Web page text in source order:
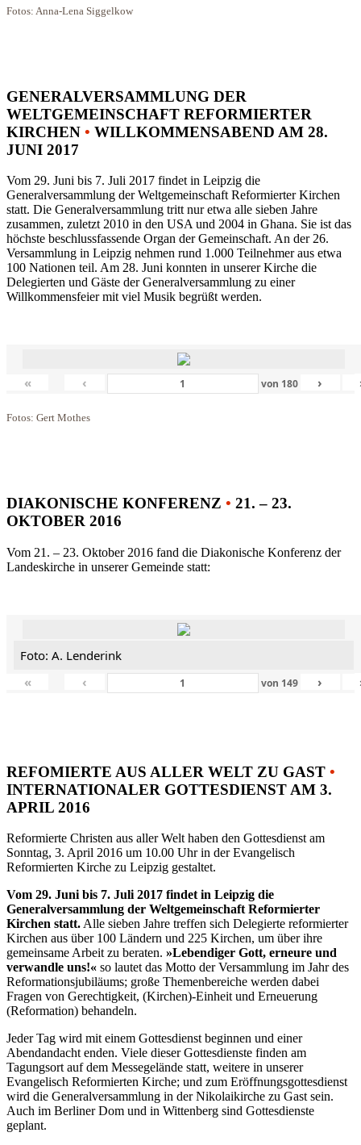
Fotos: Anna-Lena Siggelkow
GENERALVERSAMMLUNG DER
WELTGEMEINSCHAFT REFORMIERTER
KIRCHEN • WILLKOMMENSABEND AM 28.
JUNI 2017
Vom 29. Juni bis 7. Juli 2017 findet in Leipzig die
Generalversammlung der Weltgemeinschaft Reformierter Kirchen
statt. Die Generalversammlung tritt nur etwa alle sieben Jahre
zusammen, zuletzt 2010 in den USA und 2004 in Ghana. Sie ist das
höchste beschlussfassende Organ der Gemeinschaft. An der 26.
Versammlung in Leipzig nehmen rund 1.000 Teilnehmer aus etwa
100 Nationen teil. Am 28. Juni konnten in unserer Kirche die
Delegierten und Gäste der Generalversammlung zu einer
Willkommensfeier mit viel Musik begrüßt werden.
« ‹ von 180 ›
Fotos: Gert Mothes
DIAKONISCHE KONFERENZ • 21. – 23.
OKTOBER 2016
Vom 21. – 23. Oktober 2016 fand die Diakonische Konferenz der
Landeskirche in unserer Gemeinde statt:
Foto: A. Lenderink
«
‹ von 149 ›
REFOMIERTE AUS ALLER WELT ZU GAST •
INTERNATIONALER GOTTESDIENST AM 3.
APRIL 2016
Reformierte Christen aus aller Welt haben den Gottesdienst am
Sonntag, 3. April 2016 um 10.00 Uhr in der Evangelisch
Reformierten Kirche zu Leipzig gestaltet.
Vom 29. Juni bis 7. Juli 2017 findet in Leipzig die
Generalversammlung der Weltgemeinschaft Reformierter
Kirchen statt.Alle sieben Jahre treffen sich Delegierte reformierter
Kirchen aus über 100 Ländern und 225 Kirchen, um über ihre
gemeinsame Arbeit zu beraten. »Lebendiger Gott, erneure und
verwandle uns!« so lautet das Motto der Versammlung im Jahr des
Reformationsjubiläums; große Themenbereiche werden dabei
Fragen von Gerechtigkeit, (Kirchen)-Einheit und Erneuerung
(Reformation) behandeln.
Jeder Tag wird mit einem Gottesdienst beginnen und einer
Abendandacht enden. Viele dieser Gottesdienste finden am
Tagungsort auf dem Messegelände statt, weitere in unserer
Evangelisch Reformierten Kirche; und zum Eröffnungsgottesdienst
wird die Generalversammlung in der Nikolaikirche zu Gast sein.
Auch im Berliner Dom und in Wittenberg sind Gottesdienste
geplant.